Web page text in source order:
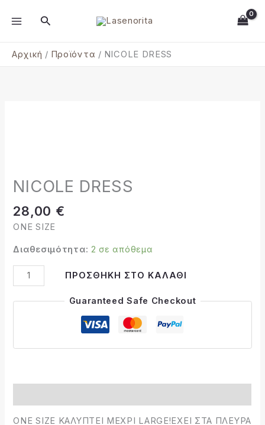
στο
Αναζήτηση
Αρχική Προϊόντα NICOLE DRESS
NICOLE DRESS
28,00 €
ONE SIZE
Διαθεσιμότητα: 2 σε απόθεμα
ΠΡΟΣΘΉΚΗ ΣΤΟ ΚΑΛΆΘΙ
Guaranteed Safe Checkout
ONE SIZE ΚΑΛΥΠΤΕΙ ΜΕΧΡΙ LARGE!EXEI ΣΤΑ ΠΛΕΥΡΑ